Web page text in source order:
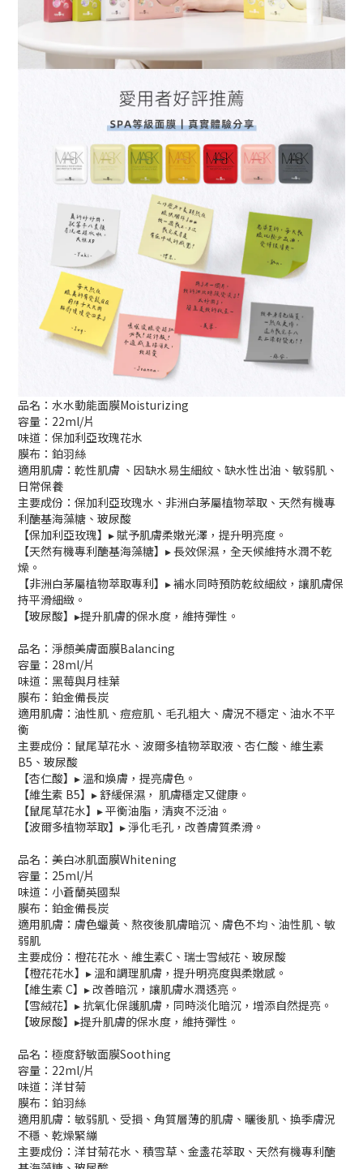
品名：水水動能面膜Moisturizing
容量：22ml/片
味道：保加利亞玫瑰花水
膜布：鉑羽絲
適用肌膚：乾性肌膚 、因缺水易生細紋、缺水性出油、敏弱肌、
日常保養
主要成份：保加利亞玫瑰水、非洲白茅屬植物萃取、天然有機專
利醣基海藻糖、玻尿酸
【保加利亞玫瑰】▸ 賦予肌膚柔嫩光澤，提升明亮度。
【天然有機專利醣基海藻糖】▸ 長效保濕，全天候維持水潤不乾
燥。
【非洲白茅屬植物萃取專利】▸ 補水同時預防乾紋細紋，讓肌膚保
持平滑細緻。
【玻尿酸】▸提升肌膚的保水度，維持彈性。
品名：淨顏美膚面膜Balancing
容量：28ml/片
味道：黑莓與月桂葉
膜布：鉑金備長炭
適用肌膚：油性肌、痘痘肌、毛孔粗大、膚況不穩定、油水不平
衡
主要成份：鼠尾草花水、波爾多植物萃取液、杏仁酸、維生素
B5、玻尿酸
【杏仁酸】▸ 溫和煥膚，提亮膚色。
【維生素 B5】▸ 舒緩保濕， 肌膚穩定又健康。
【鼠尾草花水】▸ 平衡油脂，清爽不泛油。
【波爾多植物萃取】▸ 淨化毛孔，改善膚質柔滑。
品名：美白冰肌面膜Whitening
容量：25ml/片
味道：小蒼蘭英國梨
膜布：鉑金備長炭
適用肌膚：膚色蠟黃、熬夜後肌膚暗沉、膚色不均、油性肌、敏
弱肌
主要成份：橙花花水、維生素C、瑞士雪絨花、玻尿酸
【橙花花水】▸ 溫和調理肌膚，提升明亮度與柔嫩感。
【維生素 C】▸ 改善暗沉，讓肌膚水潤透亮。
【雪絨花】▸ 抗氧化保護肌膚，同時淡化暗沉，增添自然提亮。
【玻尿酸】▸提升肌膚的保水度，維持彈性。
品名：極度舒敏面膜Soothing
容量：22ml/片
味道：洋甘菊
膜布：鉑羽絲
適用肌膚：敏弱肌、受損、角質層薄的肌膚、曬後肌、換季膚況
不穩、乾燥緊繃
主要成份：洋甘菊花水、積雪草、金盞花萃取、天然有機專利醣